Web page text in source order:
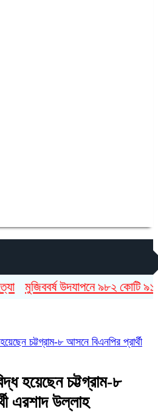
মুজিববর্ষ উদযাপনে ৯৮২ কোটি ৯১
চট্টগ্রাম-৮ আসনে বিএনপির প্রার্থী
হয়েছেন চট্টগ্রাম-৮
এরশাদ উল্লাহ